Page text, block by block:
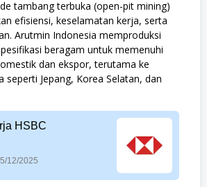
tambang terbuka (open-pit mining)
efisiensi, keselamatan kerja, serta
Arutmin Indonesia memproduksi
beragam untuk memenuhi
dan ekspor, terutama ke
seperti Jepang, Korea Selatan, dan
HSBC
12/2025